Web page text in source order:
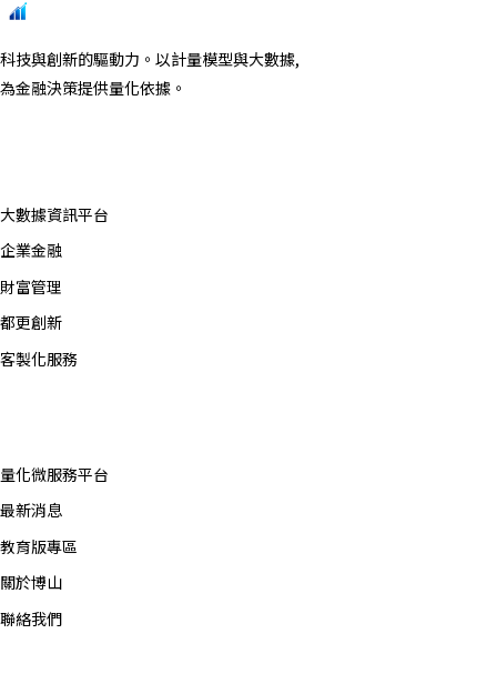
科技與創新的驅動力。以計量模型與大數據,
為金融決策提供量化依據。
大數據資訊平台
企業金融
財富管理
都更創新
客製化服務
量化微服務平台
最新消息
教育版專區
關於博山
聯絡我們